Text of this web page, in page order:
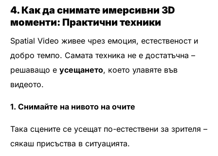
4. Как да снимате имерсивни 3D
моменти: Практични техники
Spatial Video живее чрез емоция, естественост и
добро темпо. Самата техника не е достатъчна –
решаващо еусещането, което улавяте във
видеото.
1. Снимайте на нивото на очите
Така сцените се усещат по-естествени за зрителя –
сякаш присъства в ситуацията.